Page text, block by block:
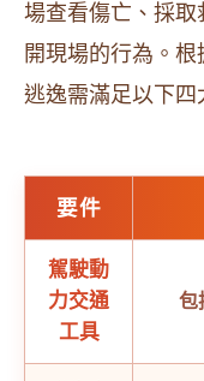
場查看傷亡、採
開現場的行為。
逃逸需滿足以下四
要件
駕駛動
力交通
工具
包